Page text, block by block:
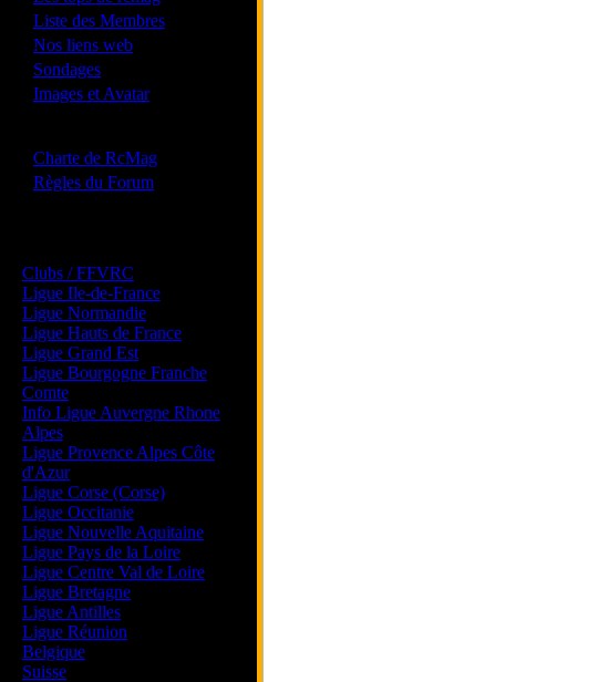
Liste des Membres
Nos liens web
Sondages
Images et Avatar
Charte de RcMag
Règles du Forum
Clubs / FFVRC
Ligue Ile-de-France
Ligue Normandie
Ligue Hauts de France
Ligue Grand Est
Ligue Bourgogne Franche
Comte
Info Ligue Auvergne Rhone
Alpes
Ligue Provence Alpes Côte
d'Azur
Ligue Corse (Corse)
Ligue Occitanie
Ligue Nouvelle Aquitaine
Ligue Pays de la Loire
Ligue Centre Val de Loire
Ligue Bretagne
Ligue Antilles
Ligue Réunion
Belgique
Suisse